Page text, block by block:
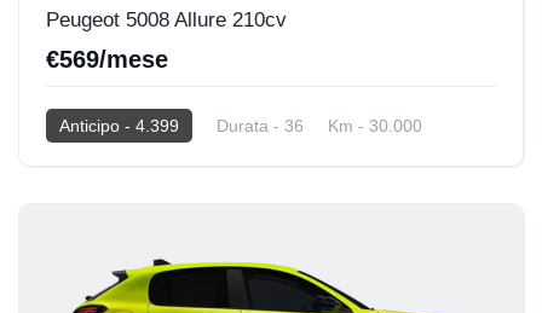
Peugeot 5008 Allure 210cv
€569/mese
Anticipo - 4.399 Durata - 36
Km - 30.000